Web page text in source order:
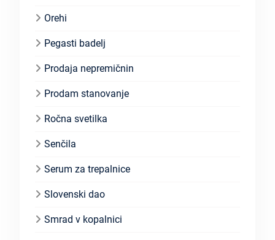
Orehi
Pegasti badelj
Prodaja nepremičnin
Prodam stanovanje
Ročna svetilka
Senčila
Serum za trepalnice
Slovenski dao
Smrad v kopalnici